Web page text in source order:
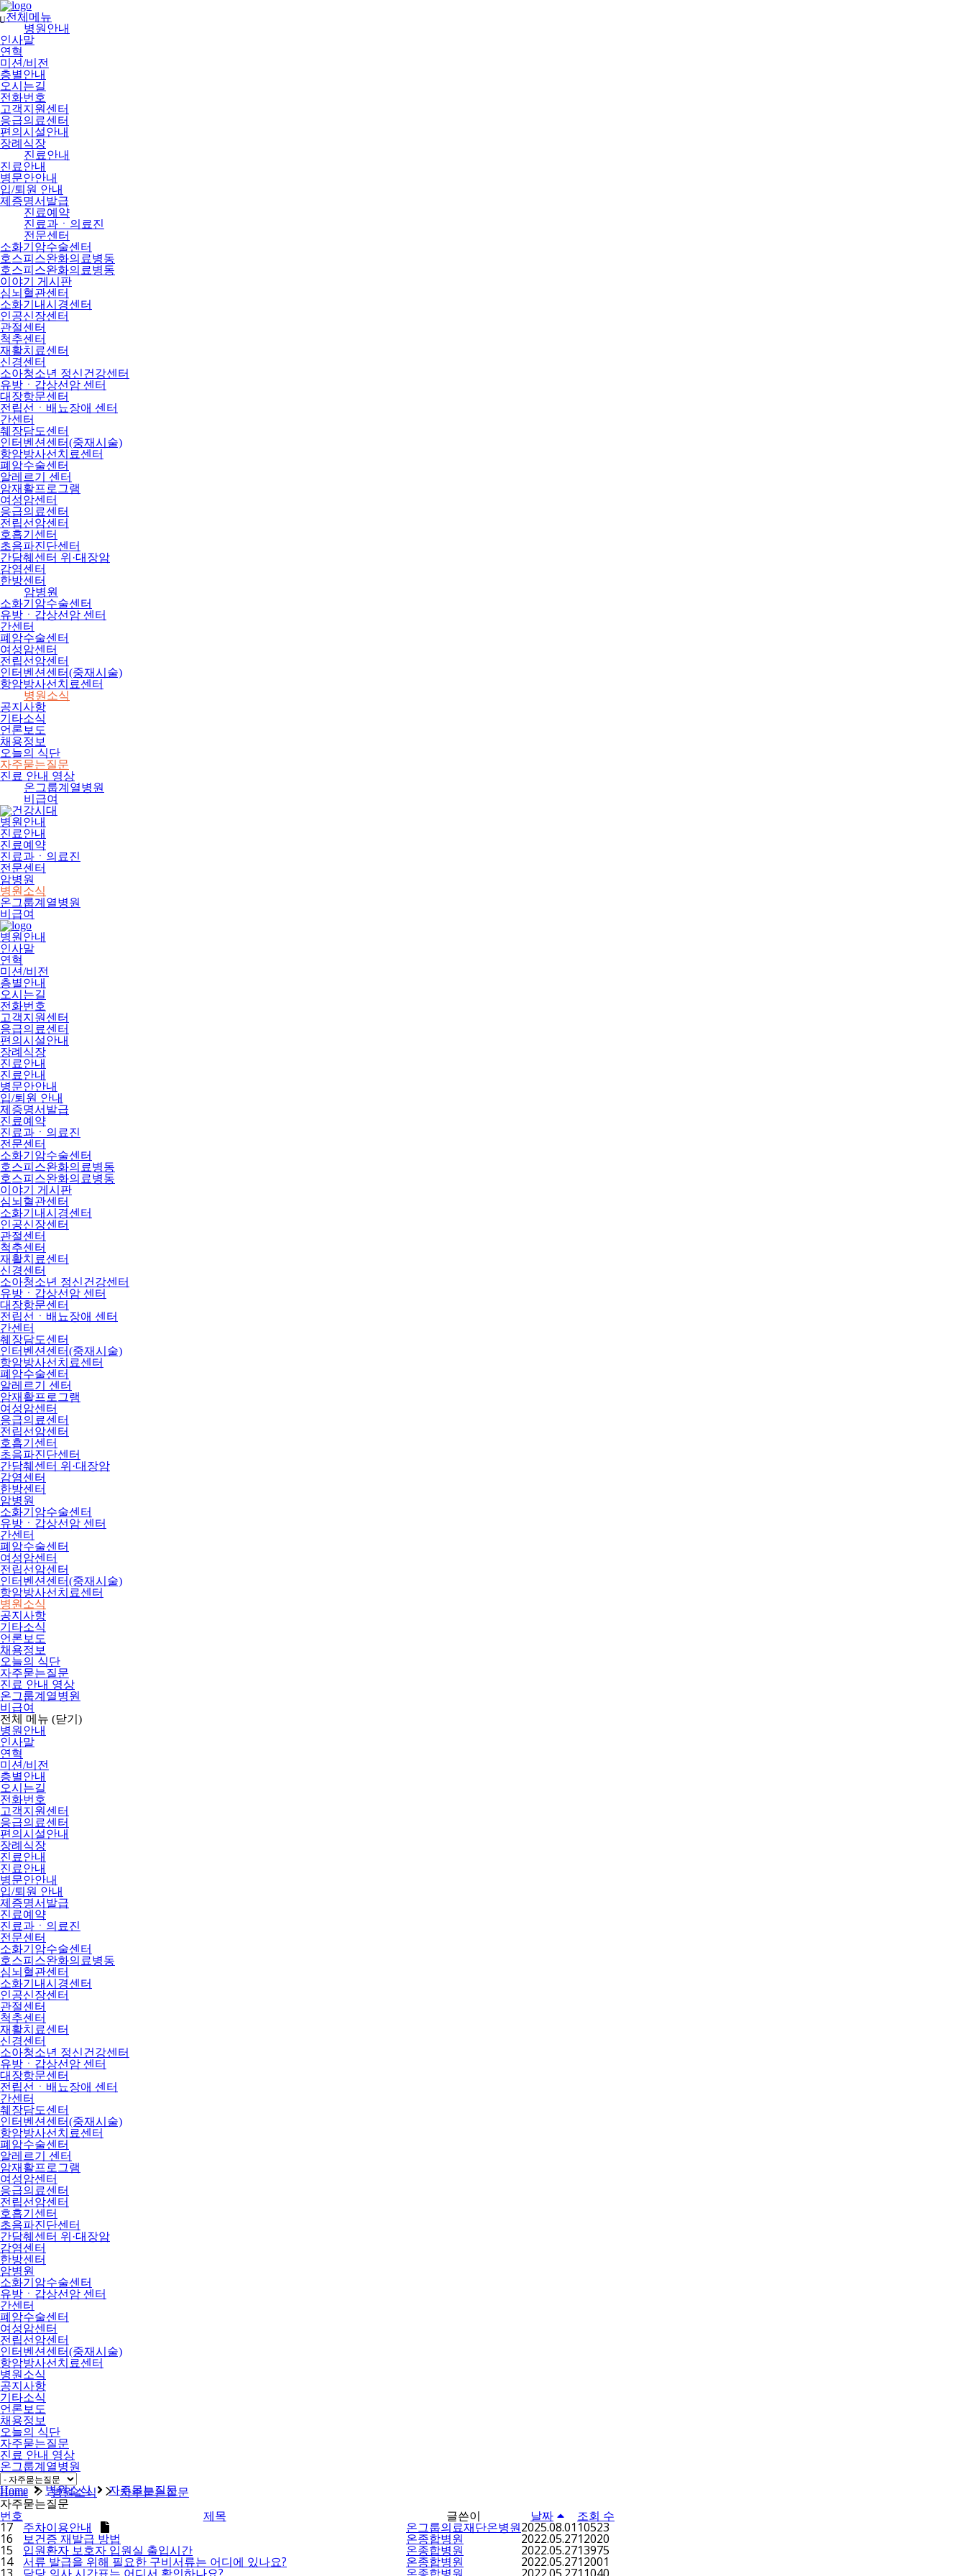
메
뉴
너
뛰
기
전체메뉴
병원안내
인사말
연혁
미션/비전
층별안내
오시는길
전화번호
고객지원센터
응급의료센터
편의시설안내
장례식장
진료안내
진료안내
병문안안내
입/퇴원 안내
제증명서발급
진료예약
진료과ㆍ의료진
전문센터
소화기암수술센터
호스피스완화의료병동
호스피스완화의료병동
이야기 게시판
심뇌혈관센터
소화기내시경센터
인공신장센터
관절센터
척추센터
재활치료센터
신경센터
소아청소년 정신건강센터
유방ㆍ갑상선암 센터
대장항문센터
전립선ㆍ배뇨장애 센터
간센터
췌장담도센터
인터벤션센터(중재시술)
항암방사선치료센터
폐암수술센터
알레르기 센터
암재활프로그램
여성암센터
응급의료센터
전립선암센터
호흡기센터
초음파진단센터
간담췌센터 위·대장암
감염센터
한방센터
암병원
소화기암수술센터
유방ㆍ갑상선암 센터
간센터
폐암수술센터
여성암센터
전립선암센터
인터벤션센터(중재시술)
항암방사선치료센터
병원소식
공지사항
기타소식
언론보도
채용정보
오늘의 식단
자주묻는질문
진료 안내 영상
온그룹계열병원
비급여
병원안내
진료안내
진료예약
진료과ㆍ의료진
전문센터
암병원
병원소식
온그룹계열병원
비급여
병원안내
인사말
연혁
미션/비전
층별안내
오시는길
전화번호
고객지원센터
응급의료센터
편의시설안내
장례식장
진료안내
진료안내
병문안안내
입/퇴원 안내
제증명서발급
진료예약
진료과ㆍ의료진
전문센터
소화기암수술센터
호스피스완화의료병동
호스피스완화의료병동
이야기 게시판
심뇌혈관센터
소화기내시경센터
인공신장센터
관절센터
척추센터
재활치료센터
신경센터
소아청소년 정신건강센터
유방ㆍ갑상선암 센터
대장항문센터
전립선ㆍ배뇨장애 센터
간센터
췌장담도센터
인터벤션센터(중재시술)
항암방사선치료센터
폐암수술센터
알레르기 센터
암재활프로그램
여성암센터
응급의료센터
전립선암센터
호흡기센터
초음파진단센터
간담췌센터 위·대장암
감염센터
한방센터
암병원
소화기암수술센터
유방ㆍ갑상선암 센터
간센터
폐암수술센터
여성암센터
전립선암센터
인터벤션센터(중재시술)
항암방사선치료센터
병원소식
공지사항
기타소식
언론보도
채용정보
오늘의 식단
자주묻는질문
진료 안내 영상
온그룹계열병원
비급여
전체 메뉴 (닫기)
병원안내
인사말
연혁
미션/비전
층별안내
오시는길
전화번호
고객지원센터
응급의료센터
편의시설안내
장례식장
진료안내
진료안내
병문안안내
입/퇴원 안내
제증명서발급
진료예약
진료과ㆍ의료진
전문센터
소화기암수술센터
호스피스완화의료병동
심뇌혈관센터
소화기내시경센터
인공신장센터
관절센터
척추센터
재활치료센터
신경센터
소아청소년 정신건강센터
유방ㆍ갑상선암 센터
대장항문센터
전립선ㆍ배뇨장애 센터
간센터
췌장담도센터
인터벤션센터(중재시술)
항암방사선치료센터
폐암수술센터
알레르기 센터
암재활프로그램
여성암센터
응급의료센터
전립선암센터
호흡기센터
초음파진단센터
간담췌센터 위·대장암
감염센터
한방센터
암병원
소화기암수술센터
유방ㆍ갑상선암 센터
간센터
폐암수술센터
여성암센터
전립선암센터
인터벤션센터(중재시술)
항암방사선치료센터
병원소식
공지사항
기타소식
언론보도
채용정보
오늘의 식단
자주묻는질문
진료 안내 영상
온그룹계열병원
비급여
Home
병원소식 자주묻는질문
Home 병원소식
자주묻는질문
자주묻는질문
번호 제목 글쓴이 날짜 조회 수
17 주차이용안내 온그룹의료재단온병원2025.08.01 10523
16 보건증 재발급 방법 온종합병원 2022.05.2712020
15 입원환자 보호자 입원실 출입시간 온종합병원 2022.05.2713975
14 서류 발급을 위해 필요한 구비서류는 어디에 있나요? 온종합병원 2022.05.2712001